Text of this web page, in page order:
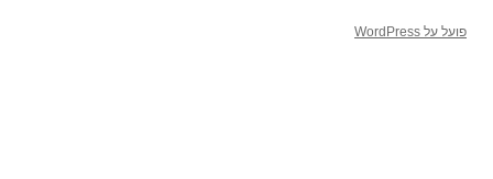
פועל על WordPress